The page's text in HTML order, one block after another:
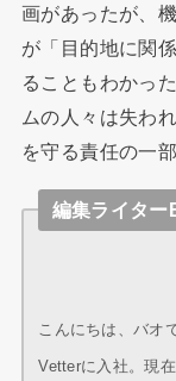
画があったが、
が「目的地に関
ることもわかっ
ムの人々は失わ
を守る責任の一
編集ライター
こんにちは、バオ
Vetterに入社。現